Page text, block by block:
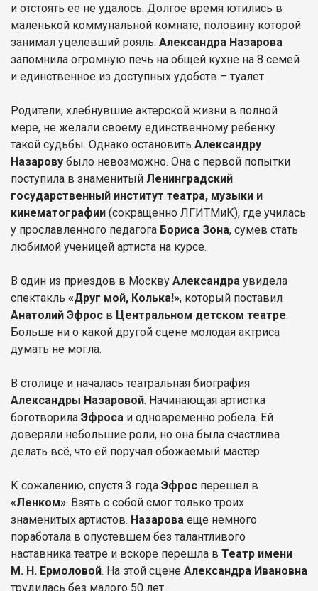
и отстоять ее не удалось. Долгое время ютились в
маленькой коммунальной комнате, половину которой
занимал уцелевший рояль. Александра Назарова
запомнила огромную печь на общей кухне на 8 семей
и единственное из доступных удобств – туалет.
Родители, хлебнувшие актерской жизни в полной
мере, не желали своему единственному ребенку
такой судьбы. Однако остановить Александру
Назарову было невозможно. Она с первой попытки
поступила в знаменитый Ленинградский
государственный институт театра, музыки и
кинематографии (сокращенно ЛГИТМиК), где училась
у прославленного педагога Бориса Зона, сумев стать
любимой ученицей артиста на курсе.
В один из приездов в Москву Александра увидела
спектакль «Друг мой, Колька!», который поставил
Анатолий Эфрос в Центральном детском театре.
Больше ни о какой другой сцене молодая актриса
думать не могла.
В столице и началась театральная биография
Александры Назаровой. Начинающая артистка
боготворила Эфроса и одновременно робела. Ей
доверяли небольшие роли, но она была счастлива
делать всё, что ей поручал обожаемый мастер.
К сожалению, спустя 3 года Эфрос перешел в
«Ленком». Взять с собой смог только троих
знаменитых артистов. Назарова еще немного
поработала в опустевшем без талантливого
наставника театре и вскоре перешла в Театр имени
М. Н. Ермоловой. На этой сцене Александра Ивановна
трудилась без малого 50 лет.